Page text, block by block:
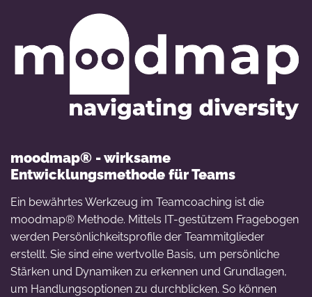
moodmap® - wirksame
Entwicklungsmethode für Teams
Ein bewährtes Werkzeug im Teamcoaching ist die
moodmap® Methode. Mittels IT-gestützem Fragebogen
werden Persönlichkeitsprofile der Teammitglieder
erstellt. Sie sind eine wertvolle Basis, um persönliche
Stärken und Dynamiken zu erkennen und Grundlagen,
um Handlungsoptionen zu durchblicken. So können